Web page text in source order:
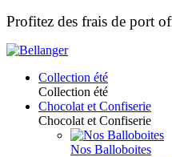
Profitez des frais de port
Collection été
Collection été
Chocolat et Confiserie
Chocolat et Confiserie
Nos Balloboites